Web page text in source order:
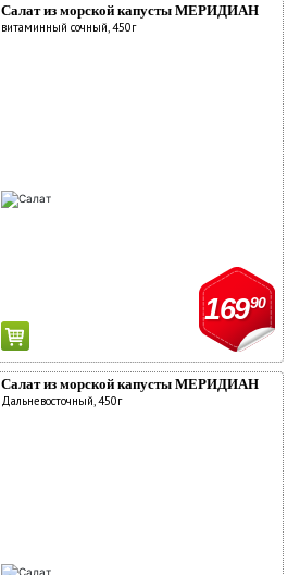
Салат из морской капусты МЕРИДИАН
витаминный сочный, 450г
16990
Салат из морской капусты МЕРИДИАН
Дальневосточный, 450г